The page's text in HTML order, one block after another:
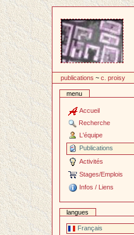
contenu
publications ~c. proisy
menu
Accueil
Recherche
L'équipe
Publications
Activités
Stages/Emplois
Infos / Liens
langues
Français